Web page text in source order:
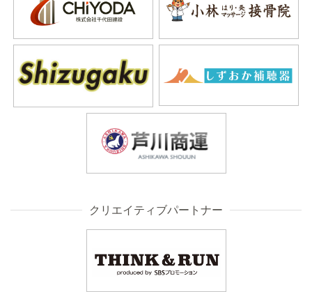
クリエイティブパートナー